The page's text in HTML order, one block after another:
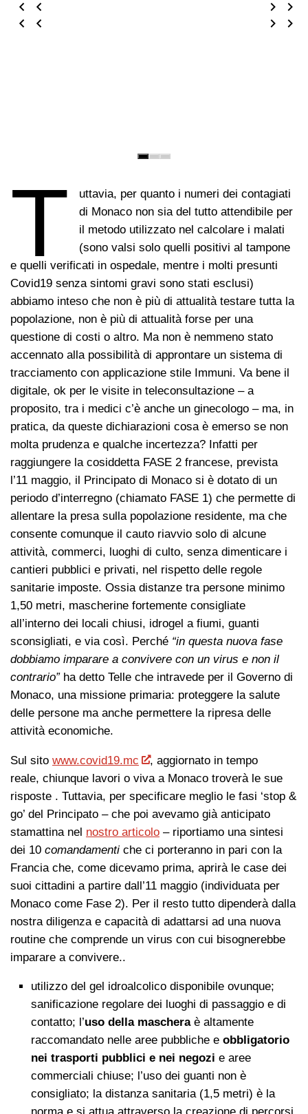
T
uttavia, per quanto i numeri dei contagiati
di Monaco non sia del tutto attendibile per
il metodo utilizzato nel calcolare i malati
(sono valsi solo quelli positivi al tampone
e quelli verificati in ospedale, mentre i molti presunti
Covid19 senza sintomi gravi sono stati esclusi)
abbiamo inteso che non è più di attualità testare tutta la
popolazione, non è più di attualità forse per una
questione di costi o altro. Ma non è nemmeno stato
accennato alla possibilità di approntare un sistema di
tracciamento con applicazione stile Immuni. Va bene il
digitale, ok per le visite in teleconsultazione – a
proposito, tra i medici c’è anche un ginecologo – ma, in
pratica, da queste dichiarazioni cosa è emerso se non
molta prudenza e qualche incertezza? Infatti per
raggiungere la cosiddetta FASE 2 francese, prevista
l’11 maggio, il Principato di Monaco si è dotato di un
periodo d’interregno (chiamato FASE 1) che permette di
allentare la presa sulla popolazione residente, ma che
consente comunque il cauto riavvio solo di alcune
attività, commerci, luoghi di culto, senza dimenticare i
cantieri pubblici e privati, nel rispetto delle regole
sanitarie imposte. Ossia distanze tra persone minimo
1,50 metri, mascherine fortemente consigliate
all’interno dei locali chiusi, idrogel a fiumi, guanti
sconsigliati, e via così. Perché “in questa nuova fase
dobbiamo imparare a convivere con un virus e non il
contrario”ha detto Telle che intravede per il Governo di
Monaco, una missione primaria: proteggere la salute
delle persone ma anche permettere la ripresa delle
attività economiche.
Sul sito www.covid19.mc
, aggiornato in tempo
reale, chiunque lavori o viva a Monaco troverà le sue
risposte . Tuttavia, per specificare meglio le fasi ‘stop &
go’ del Principato – che poi avevamo già anticipato
stamattina nel nostro articolo – riportiamo una sintesi
dei 10 comandamenti che ci porteranno in pari con la
Francia che, come dicevamo prima, aprirà le case dei
suoi cittadini a partire dall’11 maggio (individuata per
Monaco come Fase 2). Per il resto tutto dipenderà dalla
nostra diligenza e capacità di adattarsi ad una nuova
routine che comprende un virus con cui bisognerebbe
imparare a convivere..
utilizzo del gel idroalcolico disponibile ovunque;
sanificazione regolare dei luoghi di passaggio e di
contatto; l’uso della mascheraè altamente
raccomandato nelle aree pubbliche e obbligatorio
nei trasporti pubblici e nei negozi e aree
commerciali chiuse; l’uso dei guanti non è
consigliato; la distanza sanitaria (1,5 metri) è la